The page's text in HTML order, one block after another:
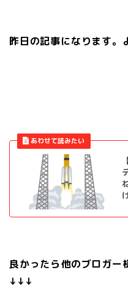
昨日の記事になります
良かったら他のブロガー
↓↓↓